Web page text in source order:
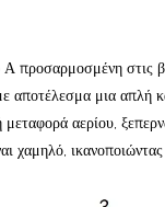
προσαρμοσμένη στις
μια απλή
αερίου,
χαμηλό,